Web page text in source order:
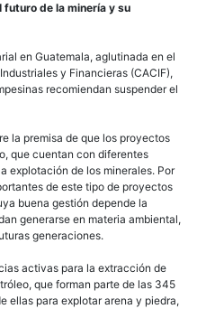
de la minería y su
en Guatemala, aglutinada en el
y Financieras (CACIF),
recomiendan suspender el
la premisa de que los proyectos
que cuentan con diferentes
explotación de los minerales. Por
de este tipo de proyectos
buena gestión depende la
generarse en materia ambiental,
generaciones.
activas para la extracción de
que forman parte de las 345
ellas para explotar arena y piedra,